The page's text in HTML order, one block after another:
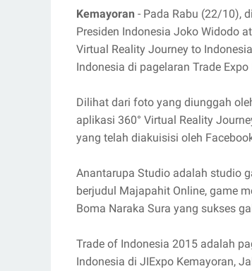
Kemayoran - Pada Rabu (22/10),
Presiden Indonesia Joko Widodo
Virtual Reality Journey to
Indonesia di pagelaran Trade
Dilihat dari foto yang diunggah
aplikasi 360° Virtual Reality
yang telah diakuisisi oleh
Anantarupa Studio adalah studio
berjudul Majapahit Online, game
Boma Naraka Sura yang sukses
Trade of Indonesia 2015 adalah
Indonesia di JIExpo Kemayoran,